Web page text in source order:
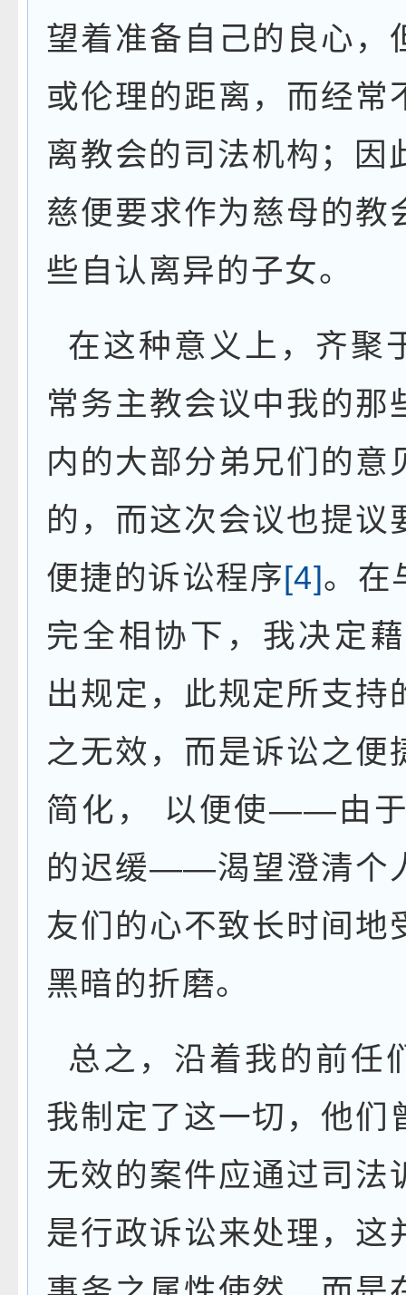
望着准备自己的良心，
或伦理的距离，而经常
离教会的司法机构；
因
慈便要求作为慈母的教
些自认离异的子女。
在这种意义上，齐聚
常务主教会议中我的那
内的大部分弟兄们的意
的，而这次会议也提议
便捷的诉讼程序[4]。在
完全相协下，我决定
出规定，此规定所支持
之无效，而是诉讼之便
简化，
以便使——由
的迟缓——渴望澄清个
友们的心不致长时间地
黑暗的折磨。
总之，沿着我的前任
我制定了这一切，他们
无效的案件应通过司法
是行政诉讼来处理，这